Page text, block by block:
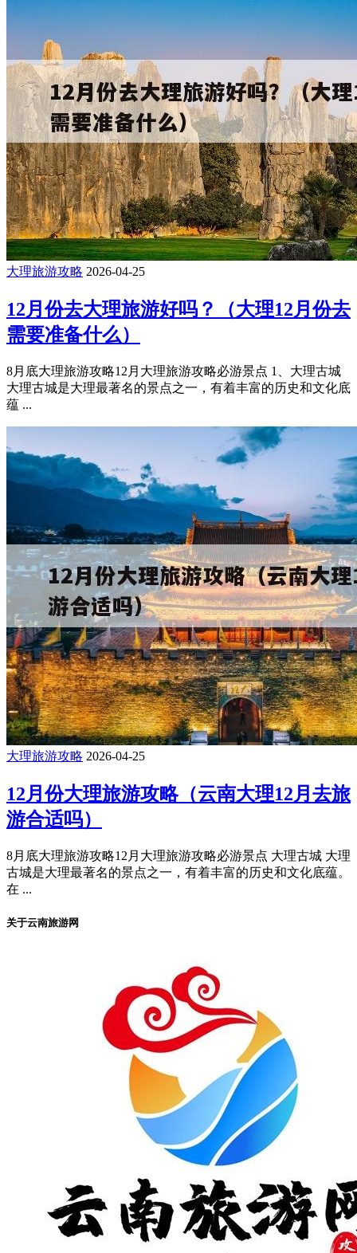
大理旅游攻略 2026-04-25
12月份去大理旅游好吗？（大理12月份去
需要准备什么）
8月底大理旅游攻略12月大理旅游攻略必游景点 1、大理古城
大理古城是大理最著名的景点之一，有着丰富的历史和文化底
蕴 ...
大理旅游攻略 2026-04-25
12月份大理旅游攻略（云南大理12月去旅
游合适吗）
8月底大理旅游攻略12月大理旅游攻略必游景点 大理古城 大理
古城是大理最著名的景点之一，有着丰富的历史和文化底蕴。
在 ...
关于云南旅游网